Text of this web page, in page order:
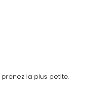
la plus petite.